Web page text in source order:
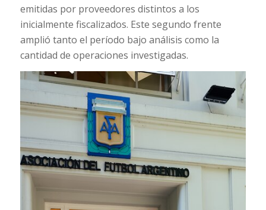
emitidas por proveedores distintos a los
inicialmente fiscalizados. Este segundo frente
amplió tanto el período bajo análisis como la
cantidad de operaciones investigadas.